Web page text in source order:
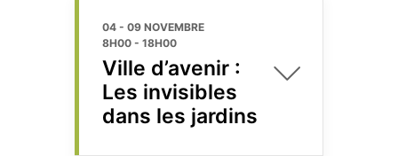
04 - 09 NOVEMBRE
8H00 - 18H00
Ville d’avenir :
Les invisibles
dans les jardins